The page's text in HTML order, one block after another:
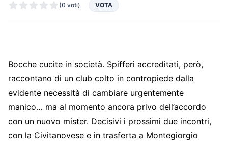
(0 voti) VOTA
Bocche cucite in società. Spifferi accreditati, però,
raccontano di un club colto in contropiede dalla
evidente necessità di cambiare urgentemente
manico… ma al momento ancora privo dell’accordo
con un nuovo mister. Decisivi i prossimi due incontri,
con la Civitanovese e in trasferta a Montegiorgio